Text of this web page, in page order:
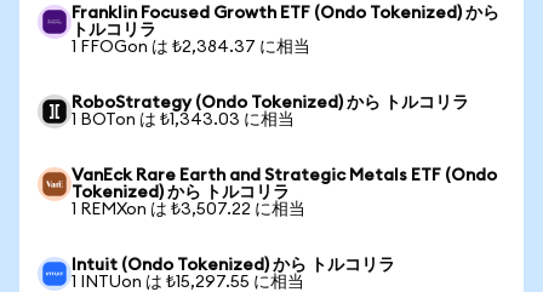
Franklin Focused Growth ETF (Ondo Tokenized) から
トルコリラ
1 FFOGon は ₺2,384.37 に相当
RoboStrategy (Ondo Tokenized) から トルコリラ
1 BOTon は ₺1,343.03 に相当
VanEck Rare Earth and Strategic Metals ETF (Ondo
Tokenized) から トルコリラ
1 REMXon は ₺3,507.22 に相当
Intuit (Ondo Tokenized) から トルコリラ
1 INTUon は ₺15,297.55 に相当